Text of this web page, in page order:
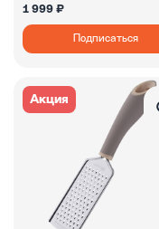
1 999 ₽
Подписаться
Акция